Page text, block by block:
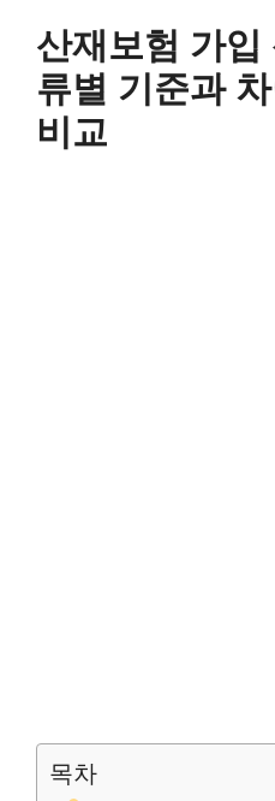
산재보험 가입
류별 기준과
비교
목차